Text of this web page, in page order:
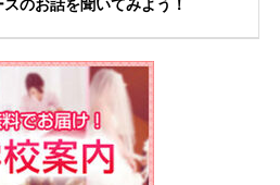
スのお話を聞いてみよう！